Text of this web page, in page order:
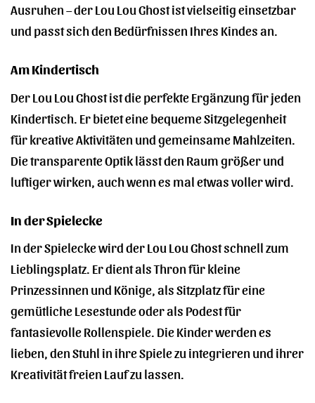
Ausruhen – der Lou Lou Ghost ist vielseitig einsetzbar
und passt sich den Bedürfnissen Ihres Kindes an.
Am Kindertisch
Der Lou Lou Ghost ist die perfekte Ergänzung für jeden
Kindertisch. Er bietet eine bequeme Sitzgelegenheit
für kreative Aktivitäten und gemeinsame Mahlzeiten.
Die transparente Optik lässt den Raum größer und
luftiger wirken, auch wenn es mal etwas voller wird.
In der Spielecke
In der Spielecke wird der Lou Lou Ghost schnell zum
Lieblingsplatz. Er dient als Thron für kleine
Prinzessinnen und Könige, als Sitzplatz für eine
gemütliche Lesestunde oder als Podest für
fantasievolle Rollenspiele. Die Kinder werden es
lieben, den Stuhl in ihre Spiele zu integrieren und ihrer
Kreativität freien Lauf zu lassen.